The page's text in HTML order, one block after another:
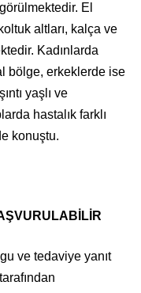
El
altları, kalça ve
Kadınlarda
bölge, erkeklerde ise
yaşlı ve
hastalık farklı
konuştu.
ve tedaviye yanıt